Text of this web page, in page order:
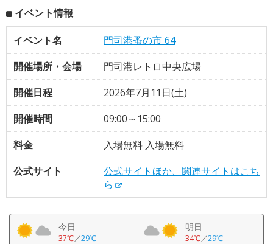
イベント情報
イベント名
門司港蚤の市 64
開催場所・会場
門司港レトロ中央広場
開催日程
2026年7月11日(土)
開催時間
09:00～15:00
料金
入場無料 入場無料
公式サイト
公式サイトほか、関連サイトはこち
ら
今日
37℃／29℃
明日
34℃／29℃